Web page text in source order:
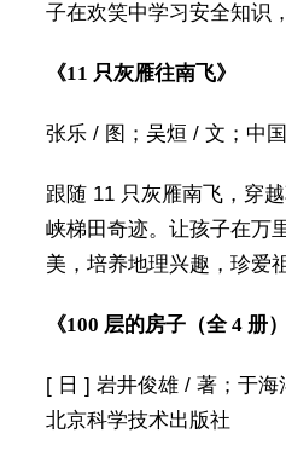
子在欢笑中学习安全知识
《11 只灰雁往南飞》
张乐 / 图；吴烜 / 文；中
跟随 11 只灰雁南飞，穿
峡梯田奇迹。让孩子在万
美，培养地理兴趣，珍爱
《100 层的房子（全 4 册）
[ 日 ] 岩井俊雄 / 著；于海
北京科学技术出版社